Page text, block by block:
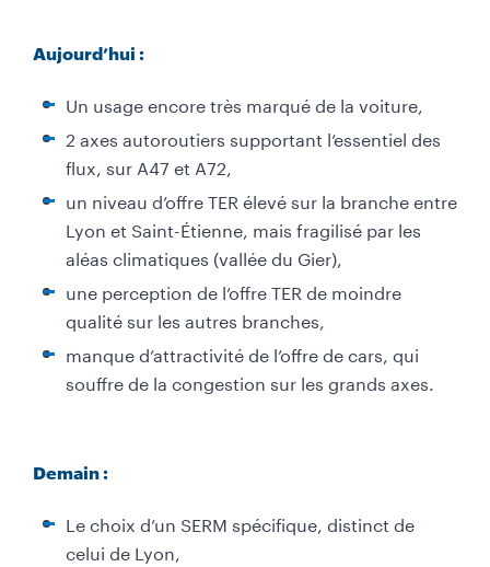
Aujourd’hui :
Un usage encore très marqué de la voiture,
2 axes autoroutiers supportant l’essentiel des
flux, sur A47 et A72,
un niveau d’offre TER élevé sur la branche entre
Lyon et Saint-Étienne, mais fragilisé par les
aléas climatiques (vallée du Gier),
une perception de l’offre TER de moindre
qualité sur les autres branches,
manque d’attractivité de l’offre de cars, qui
souffre de la congestion sur les grands axes.
Demain :
Le choix d’un SERM spécifique, distinct de
celui de Lyon,